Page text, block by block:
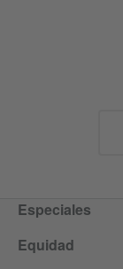
Especiales
Equidad